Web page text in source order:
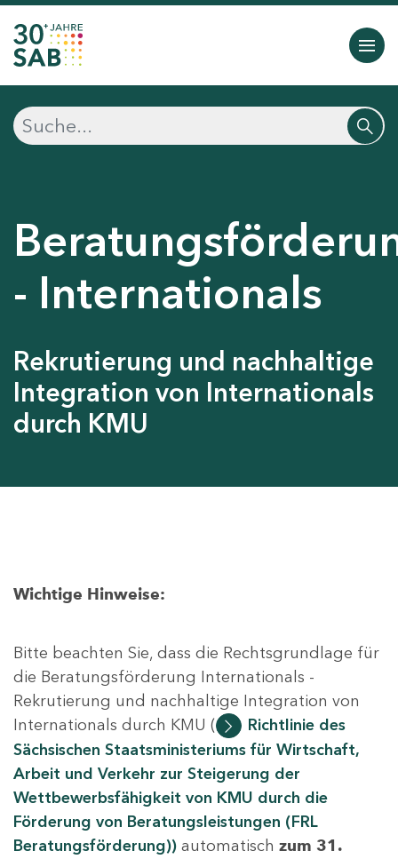
- Internationals
Rekrutierung und nachhaltige
Integration von Internationals
durch KMU
Wichtige Hinweise:
Bitte beachten Sie, dass die Rechtsgrundlage für
die Beratungsförderung Internationals -
Rekrutierung und nachhaltige Integration von
Internationals durch KMU (
Richtlinie des
Sächsischen Staatsministeriums für Wirtschaft,
Arbeit und Verkehr zur Steigerung der
Wettbewerbsfähigkeit von KMU durch die
Förderung von Beratungsleistungen (FRL
Beratungsförderung)) automatisch zum 31.